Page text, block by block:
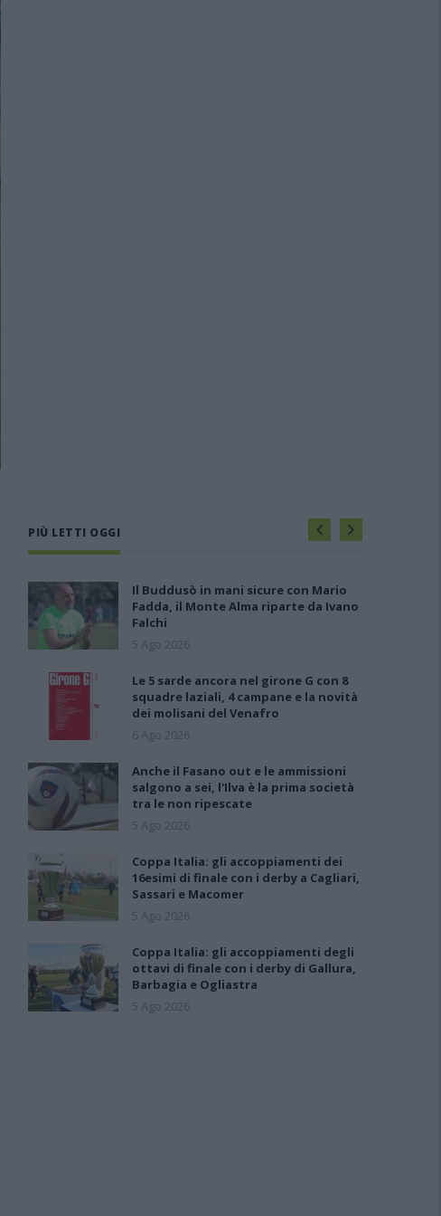
PIÙ LETTI OGGI
Il Buddusò in mani sicure con Mario
Fadda, il Monte Alma riparte da Ivano
Falchi
5 Ago 2026
Le 5 sarde ancora nel girone G con 8
squadre laziali, 4 campane e la novità
dei molisani del Venafro
6 Ago 2026
Anche il Fasano out e le ammissioni
salgono a sei, l'Ilva è la prima società
tra le non ripescate
5 Ago 2026
Coppa Italia: gli accoppiamenti dei
16esimi di finale con i derby a Cagliari,
Sassari e Macomer
5 Ago 2026
Coppa Italia: gli accoppiamenti degli
ottavi di finale con i derby di Gallura,
Barbagia e Ogliastra
5 Ago 2026